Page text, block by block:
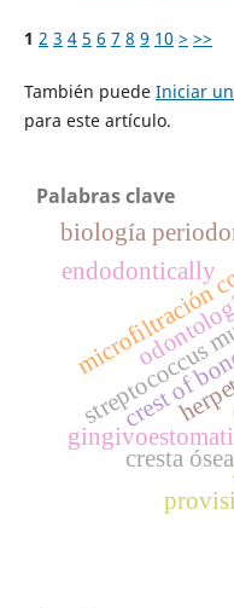
1 2 3 4 5 6 7 8 9 10 > >>
También puede Iniciar
para este artículo.
Palabras clave
endodontically
biología
cresta ósea
crest of